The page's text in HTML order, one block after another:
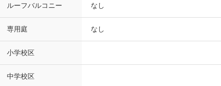
ルーフバルコニー なし
専用庭 なし
小学校区
中学校区